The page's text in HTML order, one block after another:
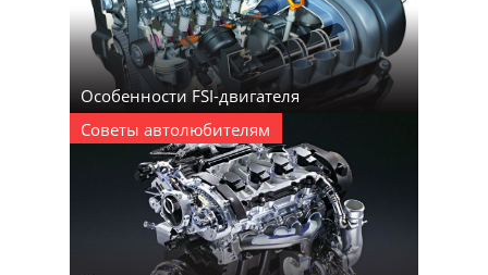
Особенности FSI-двигателя
Советы автолюбителям